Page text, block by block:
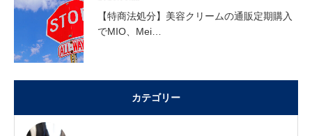
【特商法処分】美容クリームの通販定期購入
でMIO、Mei…
カテゴリー